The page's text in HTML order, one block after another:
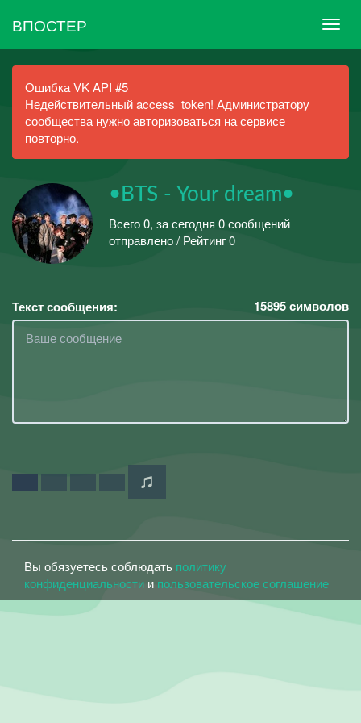
ВПОСТЕР
Ошибка VK API #5
Недействительный access_token! Администратору
сообщества нужно авторизоваться на сервисе
повторно.
•BTS - Your dream•
Всего 0, за сегодня 0 сообщений
отправлено / Рейтинг 0
Текст сообщения: 15895символов
Вы обязуетесь соблюдать политику
конфиденциальности и пользовательское соглашение